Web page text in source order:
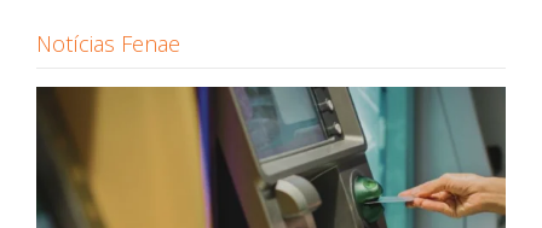
Notícias Fenae